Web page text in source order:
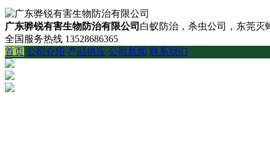
广东骅锐有害生物防治有限公司 白蚁防治，杀虫公司，东莞灭
全国服务热线 13528686365
首页 公司介绍 产品供应 公司新闻 联系我们